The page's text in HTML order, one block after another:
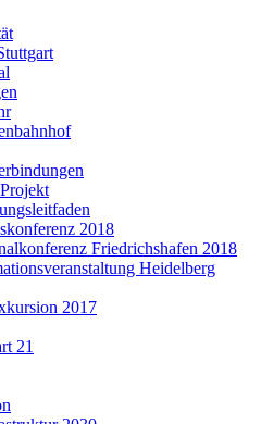
2018
Friedrichshafen 2018
Heidelberg
2017
21